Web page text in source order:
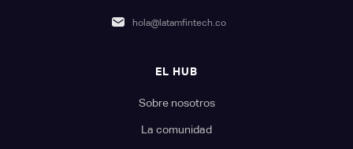
hola@latamfintech.co
EL HUB
Sobre nosotros
La comunidad